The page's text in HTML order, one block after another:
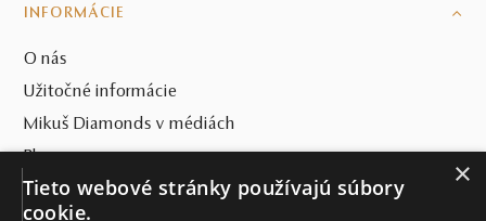
INFORMÁCIE
O nás
Užitočné informácie
Mikuš Diamonds v médiách
Blog
SVET MIKUŠ DIAMONDS
×
Tieto webové stránky používajú súbory
cookie.